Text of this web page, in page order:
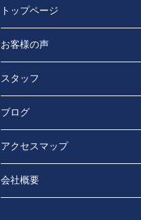
トップページ
お客様の声
スタッフ
ブログ
アクセスマップ
会社概要